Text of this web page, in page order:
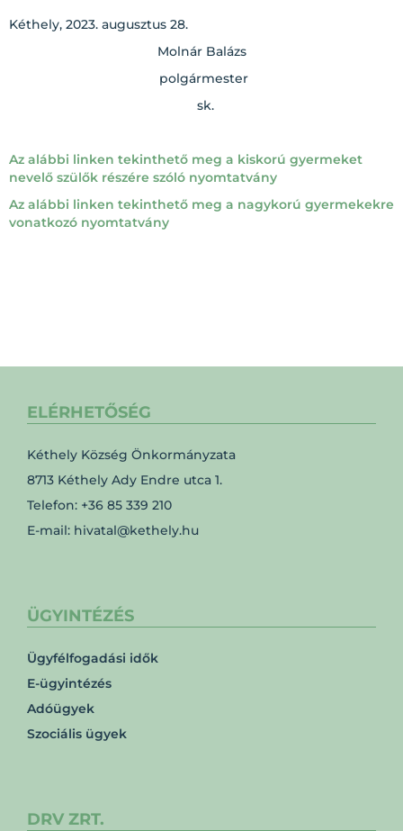
Kéthely, 2023. augusztus 28.
Molnár Balázs
polgármester
sk.
Az alábbi linken tekinthető meg a kiskorú gyermeket
nevelő szülők részére szóló nyomtatvány
Az alábbi linken tekinthető meg a nagykorú gyermekekre
vonatkozó nyomtatvány
ELÉRHETŐSÉG
Kéthely Község Önkormányzata
8713 Kéthely Ady Endre utca 1.
Telefon: +36 85 339 210
E-mail: hivatal@kethely.hu
ÜGYINTÉZÉS
Ügyfélfogadási idők
E-ügyintézés
Adóügyek
Szociális ügyek
DRV ZRT.